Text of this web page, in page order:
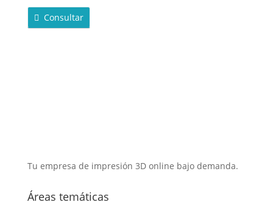
Consultar
Tu empresa de impresión 3D online bajo demanda.
Áreas temáticas